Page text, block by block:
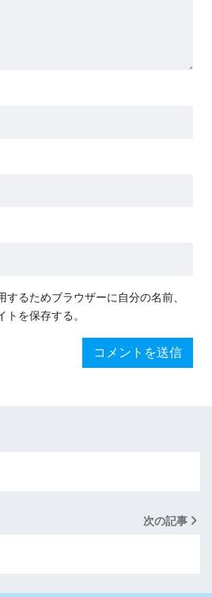
するためブラウザーに自分の名前、
トを保存する。
次の記事